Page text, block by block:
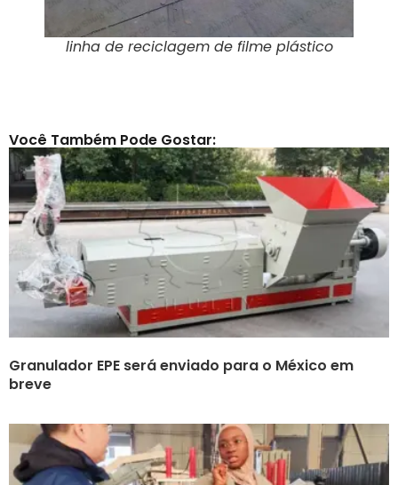
linha de reciclagem de filme plástico
Você Também Pode Gostar:
Granulador EPE será enviado para o México em
breve